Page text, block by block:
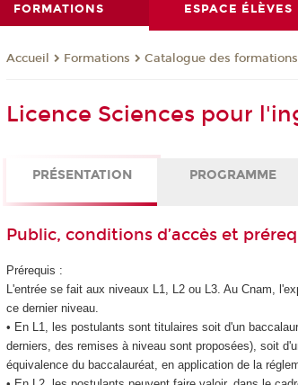
FORMATIONS ESPACE ÉLÈVES
Accueil Formations Catalogue des formations
Licence Sciences pour
PRÉSENTATION PROGRAMME
Public, conditions d’accès et
Prérequis :
L'entrée se fait aux niveaux L1, L2 ou L3. Au Cnam,
ce dernier niveau.
• En L1, les postulants sont titulaires soit d'un
derniers, des remises à niveau sont proposées), soit
équivalence du baccalauréat, en application de la